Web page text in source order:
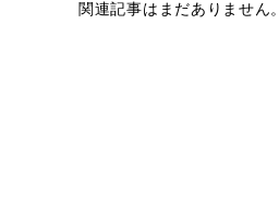
関連記事はまだありません。